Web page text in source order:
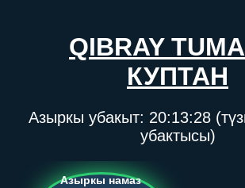
QIBRAY
КУПТАН
Азыркы убакыт: 20:13:28
убактысы)
Азыркы намаз